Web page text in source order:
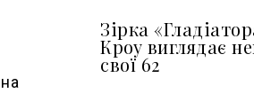
Зірка
Кроу виглядає
свої 62